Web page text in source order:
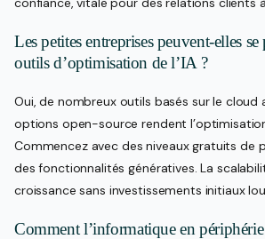
Les petites entreprises peuvent-elles se
outils d’optimisation de l’IA ?
Oui, de nombreux outils basés sur le cloud
options open-source rendent
Commencez avec des niveaux gratuits de
des fonctionnalités génératives. La
croissance sans investissements initiaux
Comment l’informatique en